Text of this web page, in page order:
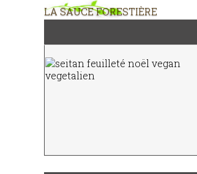
LA SAUCE FORESTIÈRE